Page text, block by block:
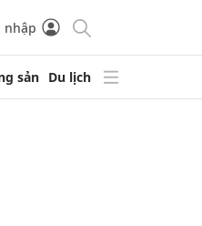
nhập
sản Du lịch